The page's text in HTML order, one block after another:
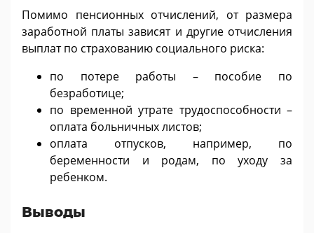
Помимо пенсионных отчислений, от размера
заработной платы зависят и другие отчисления
выплат по страхованию социального риска:
по потере работы – пособие по
безработице;
по временной утрате трудоспособности –
оплата больничных листов;
оплата отпусков, например, по
беременности и родам, по уходу за
ребенком.
Выводы